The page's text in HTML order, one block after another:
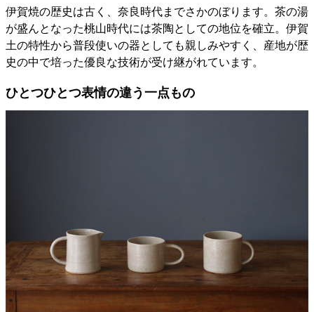
伊賀焼の歴史は古く、奈良時代までさかのぼります。茶の湯
が盛んとなった桃山時代には茶陶としての地位を確立。伊賀
土の特性から普段使いの器としても親しみやすく、産地が歴
史の中で培った優良な技術が受け継がれています。
ひとつひとつ表情の違う一点もの